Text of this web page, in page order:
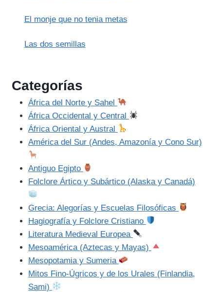
El monje que no tenia metas
Las dos semillas
Categorías
África del Norte y Sahel
África Occidental y Central
África Oriental y Austral
América del Sur (Andes, Amazonía y Cono Sur)
Antiguo Egipto
Folclore Ártico y Subártico (Alaska y Canadá)
Grecia: Alegorías y Escuelas Filosóficas
Hagiografía y Folclore Cristiano
Literatura Medieval Europea
Mesoamérica (Aztecas y Mayas)
Mesopotamia y Sumeria
Mitos Fino-Úgricos y de los Urales (Finlandia,
Sami)